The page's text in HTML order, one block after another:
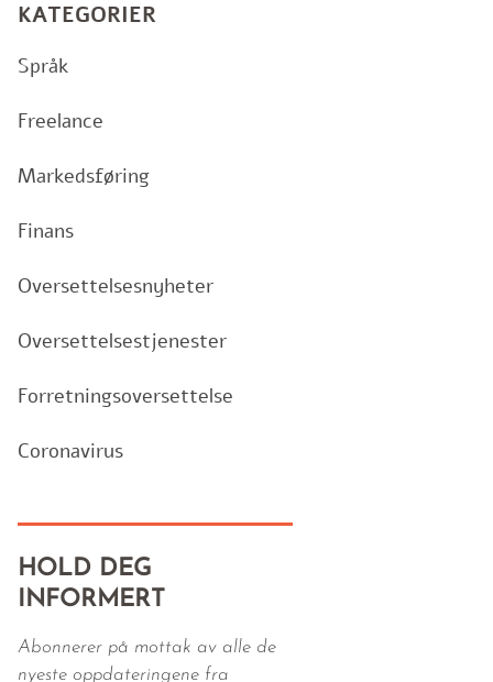
KATEGORIER
Språk
Freelance
Markedsføring
Finans
Oversettelsesnyheter
Oversettelsestjenester
Forretningsoversettelse
Coronavirus
HOLD DEG
INFORMERT
Abonnerer på mottak av alle de
nyeste oppdateringene fra